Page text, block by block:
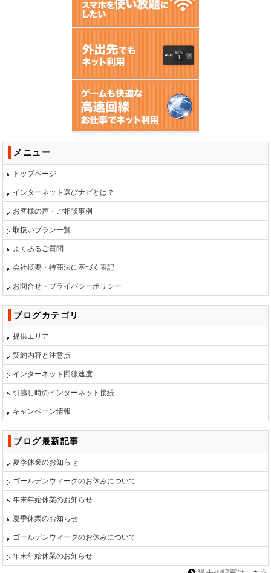
メニュー
トップページ
インターネット選びナビとは？
お客様の声・ご相談事例
取扱いプラン一覧
よくあるご質問
会社概要・特商法に基づく表記
お問合せ・プライバシーポリシー
ブログカテゴリ
提供エリア
契約内容と注意点
インターネット回線速度
引越し時のインターネット接続
キャンペーン情報
ブログ最新記事
夏季休業のお知らせ
ゴールデンウィークのお休みについて
年末年始休業のお知らせ
夏季休業のお知らせ
ゴールデンウィークのお休みについて
年末年始休業のお知らせ